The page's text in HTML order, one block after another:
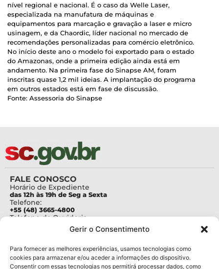
Gerir o Consentimento
Para fornecer as melhores experiências, usamos tecnologias como
cookies para armazenar e/ou aceder a informações do dispositivo.
Consentir com essas tecnologias nos permitirá processar dados, como
nível regional e nacional. É o caso da Welle Laser,
especializada na manufatura de máquinas e
equipamentos para marcação e gravação a laser e micro
usinagem, e da Chaordic, líder nacional no mercado de
recomendações personalizadas para comércio eletrônico.
No início deste ano o modelo foi exportado para o estado
do Amazonas, onde a primeira edição ainda está em
andamento. Na primeira fase do Sinapse AM, foram
inscritas quase 1,2 mil ideias. A implantação do programa
em outros estados está em fase de discussão.
Fonte: Assessoria do Sinapse
FALE CONOSCO
Horário de Expediente
das 12h às 19h de Seg a Sexta
Telefone:
+55 (48) 3665-4800
Telefone da Ouvidoria
Para assuntos relacionados à Pesquisa
pesquisa@fapesc.sc.gov.br
Para assuntos relacionados à Inovação